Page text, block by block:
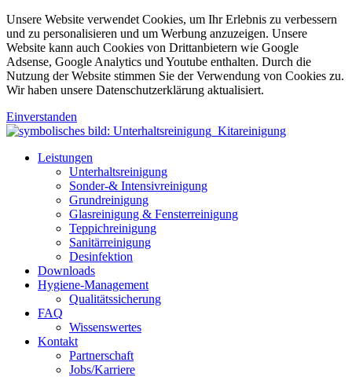
Unsere Website verwendet Cookies, um Ihr Erlebnis zu verbessern
und zu personalisieren und um Werbung anzuzeigen. Unsere
Website kann auch Cookies von Drittanbietern wie Google
Adsense, Google Analytics und Youtube enthalten. Durch die
Nutzung der Website stimmen Sie der Verwendung von Cookies zu.
Wir haben unsere Datenschutzerklärung aktualisiert.
Einverstanden
Leistungen
Unterhaltsreinigung
Sonder-& Intensivreinigung
Grundreinigung
Glasreinigung & Fensterreinigung
Teppichreinigung
Sanitärreinigung
Desinfektion
Downloads
Hygiene-Management
Qualitätssicherung
FAQ
Wissenswertes
Kontakt
Partnerschaft
Jobs/Karriere